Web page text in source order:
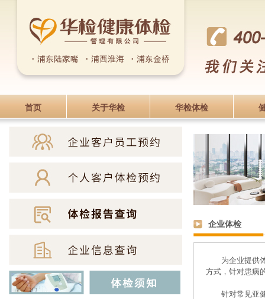
首页 关于华检 华检体检
企业体检
为企业提供体
方式，针对患病
针对常见亚健